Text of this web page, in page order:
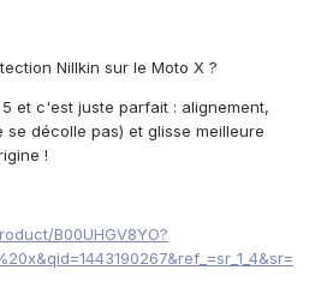
Nillkin sur le Moto X ?
et c'est juste parfait : alignement,
décolle pas) et glisse meilleure
!
B00UHGV8YO?